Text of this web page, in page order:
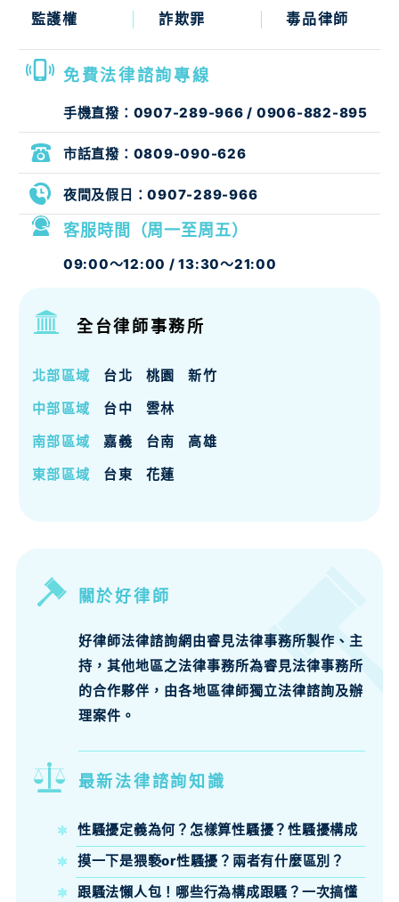
關於好律師
好律師法律諮詢網由睿見法律事務所製作、主
持，其他地區之法律事務所為睿見法律事務所
的合作夥伴，由各地區律師獨立法律諮詢及辦
理案件。
最新法律諮詢知識
性騷擾定義為何？怎樣算性騷擾？性騷擾構成
要件、法律責任律師來說明
摸一下是猥褻or性騷擾？兩者有什麼區別？
跟騷法懶人包！哪些行為構成跟騷？一次搞懂
監護權 詐欺罪 毒品律師
免費法律諮詢專線
手機直撥： 0907-289-966 / 0906-882-895
市話直撥： 0809-090-626
客服時間（周一至周五）
09:00～12:00 / 13:30～21:00
夜間及假日：0907-289-966
全台律師事務所
北部區域 台北 桃園 新竹
南部區域 嘉義 台南 高雄
中部區域 台中 雲林
東部區域 台東 花蓮